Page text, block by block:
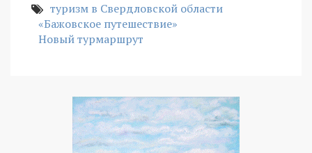
туризм в Свердловской области
«Бажовское путешествие»
Новый турмаршрут